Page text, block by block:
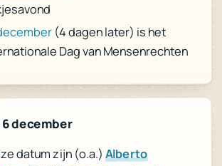
(4 dagen later) is het
Dag van Mensenrechten
december
datum zijn (o.a.) Alberto